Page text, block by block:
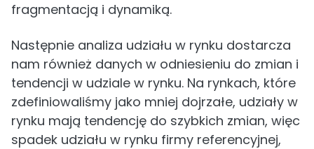
fragmentacją i dynamiką.
Następnie analiza udziału w rynku dostarcza
nam również danych w odniesieniu do zmian i
tendencji w udziale w rynku. Na rynkach, które
zdefiniowaliśmy jako mniej dojrzałe, udziały w
rynku mają tendencję do szybkich zmian, więc
spadek udziału w rynku firmy referencyjnej,